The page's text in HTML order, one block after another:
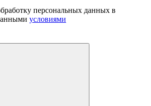
персональных данных в
условиями